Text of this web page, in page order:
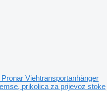
Pronar Viehtransportanhänger
prikolica za prijevoz stoke